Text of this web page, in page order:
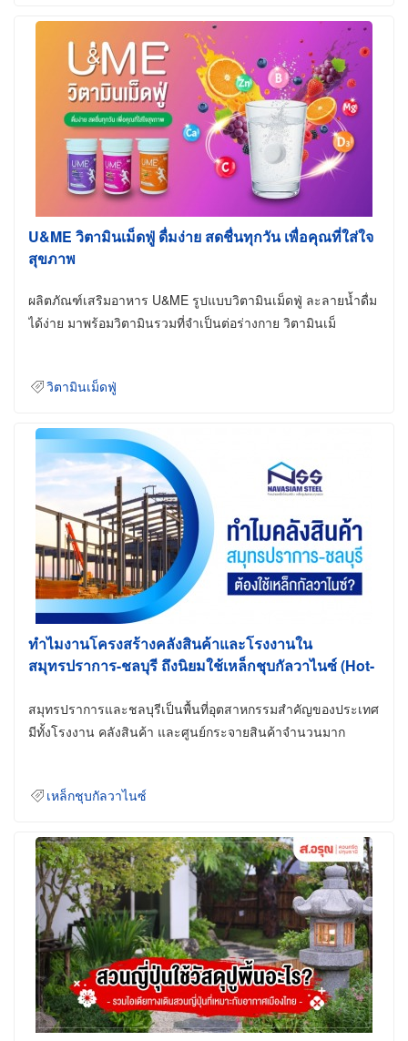
U&ME วิตามินเม็ดฟู่ ดื่มง่าย สดชื่นทุกวัน เพื่อคุณที่ใส่ใจ
สุขภาพ
ผลิตภัณฑ์เสริมอาหาร U&ME รูปแบบวิตามินเม็ดฟู่ ละลายน้ำดื่ม
ได้ง่าย มาพร้อมวิตามินรวมที่จำเป็นต่อร่างกาย วิตามินเม็
วิตามินเม็ดฟู่
ทำไมงานโครงสร้างคลังสินค้าและโรงงานใน
สมุทรปราการ-ชลบุรี ถึงนิยมใช้เหล็กชุบกัลวาไนซ์ (Hot-
สมุทรปราการและชลบุรีเป็นพื้นที่อุตสาหกรรมสำคัญของประเทศ
มีทั้งโรงงาน คลังสินค้า และศูนย์กระจายสินค้าจำนวนมาก
เหล็กชุบกัลวาไนซ์